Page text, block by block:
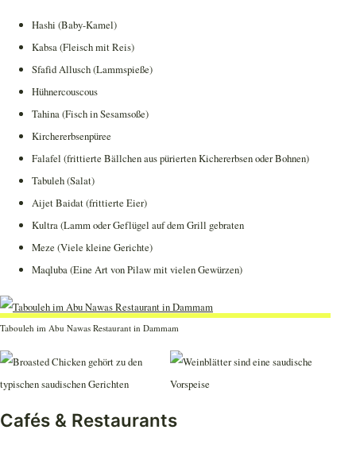
Hashi (Baby-Kamel)
Kabsa (Fleisch mit Reis)
Sfafid Allusch (Lammspieße)
Hühnercouscous
Tahina (Fisch in Sesamsoße)
Kirchererbsenpüree
Falafel (frittierte Bällchen aus pürierten Kichererbsen oder Bohnen)
Tabuleh (Salat)
Aijet Baidat (frittierte Eier)
Kultra (Lamm oder Geflügel auf dem Grill gebraten
Meze (Viele kleine Gerichte)
Maqluba (Eine Art von Pilaw mit vielen Gewürzen)
Tabouleh im Abu Nawas Restaurant in Dammam
Cafés & Restaurants